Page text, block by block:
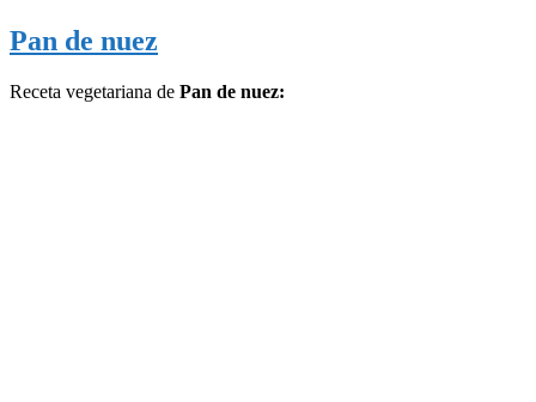
Pan de nuez
Receta vegetariana de Pan de nuez: